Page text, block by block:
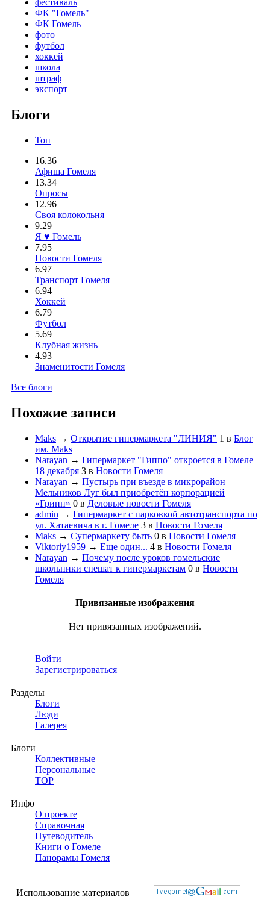
фестиваль
ФК "Гомель"
ФК Гомель
фото
футбол
хоккей
школа
штраф
экспорт
Блоги
Топ
16.36
Афиша Гомеля
13.34
Опросы
12.96
Своя колокольня
9.29
Я ♥ Гомель
7.95
Новости Гомеля
6.97
Транспорт Гомеля
6.94
Хоккей
6.79
Футбол
5.69
Клубная жизнь
4.93
Знаменитости Гомеля
Все блоги
Похожие записи
Maks → Открытие гипермаркета "ЛИНИЯ" 1 в Блог
им. Maks
Narayan → Гипермаркет "Гиппо" откроется в Гомеле
18 декабря 3 в Новости Гомеля
Narayan → Пустырь при въезде в микрорайон
Мельников Луг был приобретён корпорацией
«Гринн» 0 в Деловые новости Гомеля
admin → Гипермаркет с парковкой автотранспорта по
ул. Хатаевича в г. Гомеле 3 в Новости Гомеля
Maks → Супермаркету быть 0 в Новости Гомеля
Viktoriy1959 → Еще один... 4 в Новости Гомеля
Narayan → Почему после уроков гомельские
школьники спешат к гипермаркетам 0 в Новости
Гомеля
Привязанные изображения
Нет привязанных изображений.
Войти
Зарегистрироваться
Разделы
Блоги
Люди
Галерея
Блоги
Коллективные
Персональные
TOP
Инфо
О проекте
Справочная
Путеводитель
Книги о Гомеле
Панорамы Гомеля
Использование материалов